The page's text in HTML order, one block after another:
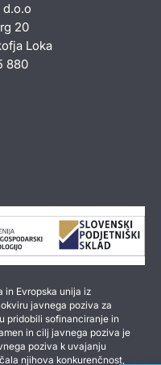
20
Loka
880
in Evropska unija iz
javnega poziva za
pridobili sofinanciranje in
in cilj javnega poziva je
poziva k uvajanju
njihova konkurenčnost,